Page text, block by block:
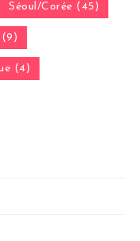
Séoul/Corée (45)
(9)
(4)